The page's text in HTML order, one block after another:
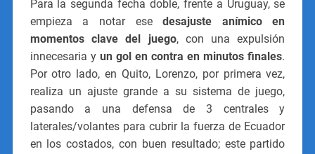
Para la segunda fecha doble, frente a Uruguay, se
empieza a notar esedesajuste anímico en
momentos clave del juego, con una expulsión
innecesaria y un gol en contra en minutos finales.
Por otro lado, en Quito, Lorenzo, por primera vez,
realiza un ajuste grande a su sistema de juego,
pasando a una defensa de 3 centrales y
laterales/volantes para cubrir la fuerza de Ecuador
en los costados, con buen resultado; este partido